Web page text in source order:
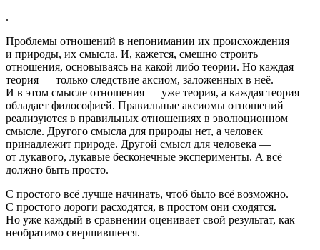
.
Проблемы отношений в непонимании их происхождения
и природы, их смысла. И, кажется, смешно строить
отношения, основываясь на какой либо теории. Но каждая
теория — только следствие аксиом, заложенных в неё.
И в этом смысле отношения — уже теория, а каждая теория
обладает философией. Правильные аксиомы отношений
реализуются в правильных отношениях в эволюционном
смысле. Другого смысла для природы нет, а человек
принадлежит природе. Другой смысл для человека —
от лукавого, лукавые бесконечные эксперименты. А всё
должно быть просто.
С простого всё лучше начинать, чтоб было всё возможно.
С простого дороги расходятся, в простом они сходятся.
Но уже каждый в сравнении оценивает свой результат, как
необратимо свершившееся.